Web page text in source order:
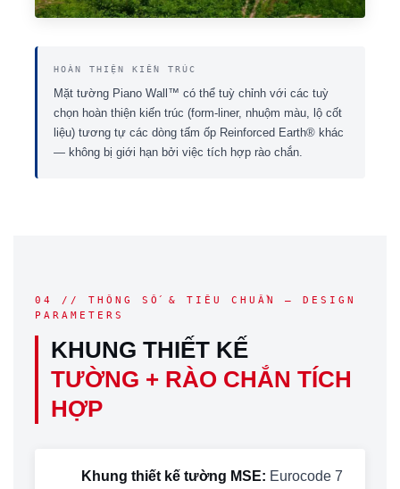
HOÀN THIỆN KIẾN TRÚC
Mặt tường Piano Wall™ có thể tuỳ chỉnh với các tuỳ
chọn hoàn thiện kiến trúc (form-liner, nhuộm màu, lộ cốt
liệu) tương tự các dòng tấm ốp Reinforced Earth® khác
— không bị giới hạn bởi việc tích hợp rào chắn.
04 // THÔNG SỐ & TIÊU CHUẨN — DESIGN
PARAMETERS
KHUNG THIẾT KẾ
TƯỜNG + RÀO CHẮN TÍCH
HỢP
Khung thiết kế tường MSE: Eurocode 7